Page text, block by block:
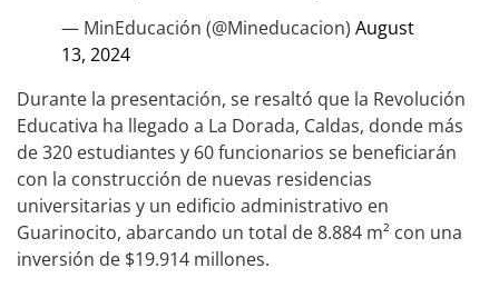
— MinEducación (@Mineducacion) August
13, 2024
Durante la presentación, se resaltó que la Revolución
Educativa ha llegado a La Dorada, Caldas, donde más
de 320 estudiantes y 60 funcionarios se beneficiarán
con la construcción de nuevas residencias
universitarias y un edificio administrativo en
Guarinocito, abarcando un total de 8.884 m² con una
inversión de $19.914 millones.